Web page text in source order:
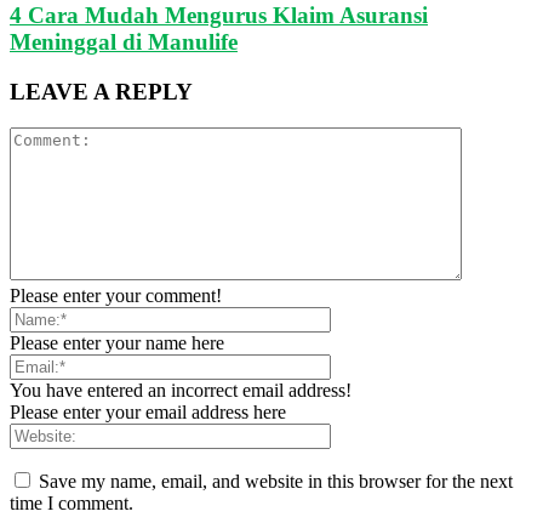
4 Cara Mudah Mengurus Klaim Asuransi
Meninggal di Manulife
LEAVE A REPLY
Please enter your comment!
Please enter your name here
You have entered an incorrect email address!
Please enter your email address here
Save my name, email, and website in this browser for the next
time I comment.